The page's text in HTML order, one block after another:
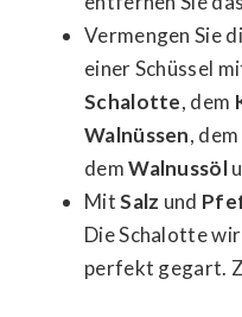
Vermengen Sie
einer Schüssel
Schalotte, dem
Walnüssen, dem
demWalnussöl
MitSalz und
Die Schalotte
perfekt gegart.